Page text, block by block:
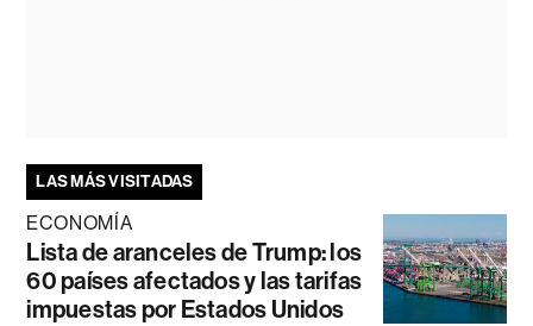
LAS MÁS VISITADAS
ECONOMÍA
Lista de aranceles de Trump: los
60 países afectados y las tarifas
impuestas por Estados Unidos